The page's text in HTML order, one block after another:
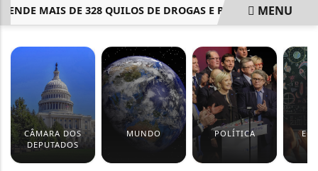
MAIS DE 328 QUILOS DE DROGAS E PRENDE CASAL EM
MENU
CÂMARA DOS
DEPUTADOS
MUNDO POLÍTICA